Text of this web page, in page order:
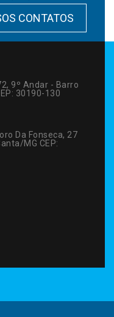
CONTATOS
9º Andar - Barro
30190-130
Da Fonseca, 27
MG CEP: